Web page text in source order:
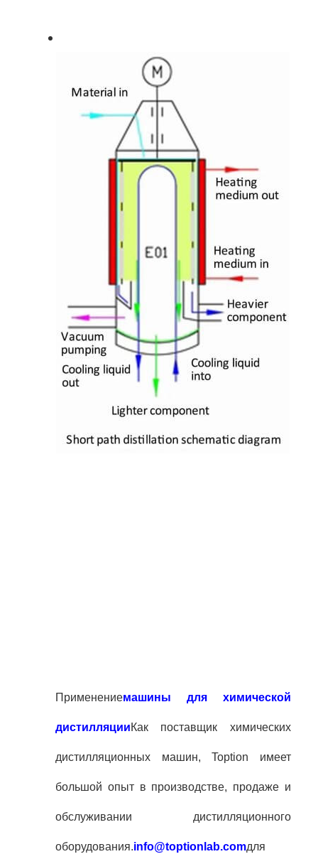
Применениемашины для химической
дистилляцииКак поставщик химических
дистилляционных машин, Toption имеет
большой опыт в производстве, продаже и
обслуживании дистилляционного
оборудования.info@toptionlab.comдля